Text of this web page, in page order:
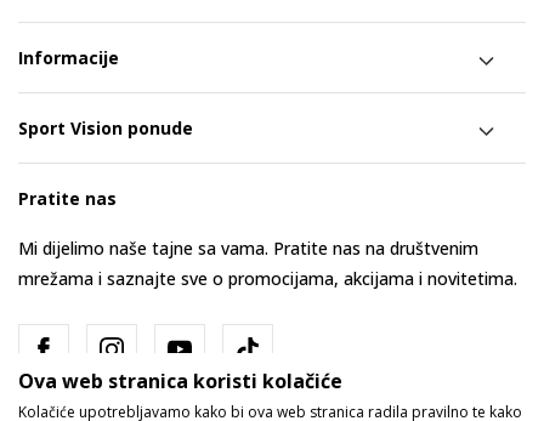
Informacije
Sport Vision ponude
Pratite nas
Mi dijelimo naše tajne sa vama. Pratite nas na društvenim
mrežama i saznajte sve o promocijama, akcijama i novitetima.
Ova web stranica koristi kolačiće
Kolačiće upotrebljavamo kako bi ova web stranica radila pravilno te kako